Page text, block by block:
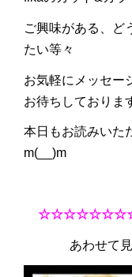
ご興味がある、ど
たい等々
お気軽にメッセー
お待ちしておりま
本日もお読みいた
m(__)m
あわせて